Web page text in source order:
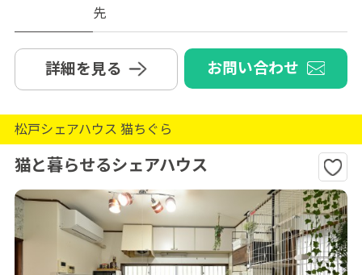
先
詳細を見る お問い合わせ
松戸シェアハウス 猫ちぐら
猫と暮らせるシェアハウス